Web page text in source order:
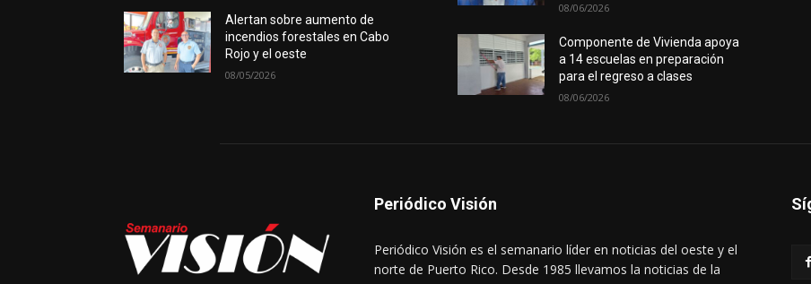
Alertan sobre aumento de
incendios forestales en Cabo
Rojo y el oeste
08/05/2026
08/06/2026
Componente de Vivienda apoya
a 14 escuelas en preparación
para el regreso a clases
08/06/2026
Periódico Visión
Periódico Visión es el semanario líder en noticias del oeste y el
norte de Puerto Rico. Desde 1985 llevamos la noticias de la